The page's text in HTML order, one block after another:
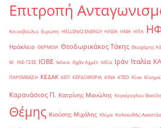
Επιτροπή
Κοινοβούλιο Ευρώπη ΗELLENiQ ENERGY ΗΛΕΙΑ ΗΜΑ ΗΠΑ
Ηράκλειο ΘΕΡΜΟΙΛ Θεοδωρικάκος Τάκης Θεοχάρης
Μ. ΙΝΕ-ΓΣΕΕ ΙΟΒΕ Ικόνιο Ιλχάν Αχμέτ Ινδία Ιράν Ιταλία
ΠΑΡΕΜΒΑΣΗ ΚΕΔΑΚ ΚΕΠ ΚΕΡΔΟΦΟΡΙΑ ΚΙΝΑ ΚΤΕΟ Κίνα
Καρανάσιος Π. Κατρίνης Μανώλης Κεγκέρογλου
Θέμης Κιούσης Μιχάλης Κλίμα Κολοκυθάς